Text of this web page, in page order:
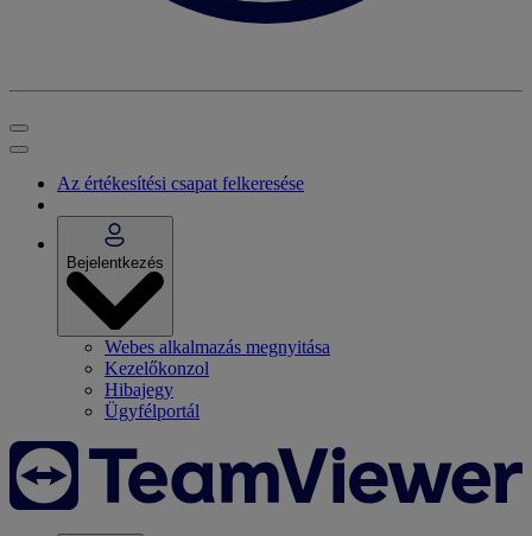
Az értékesítési csapat felkeresése
Bejelentkezés
Webes alkalmazás megnyitása
Kezelőkonzol
Hibajegy
Ügyfélportál